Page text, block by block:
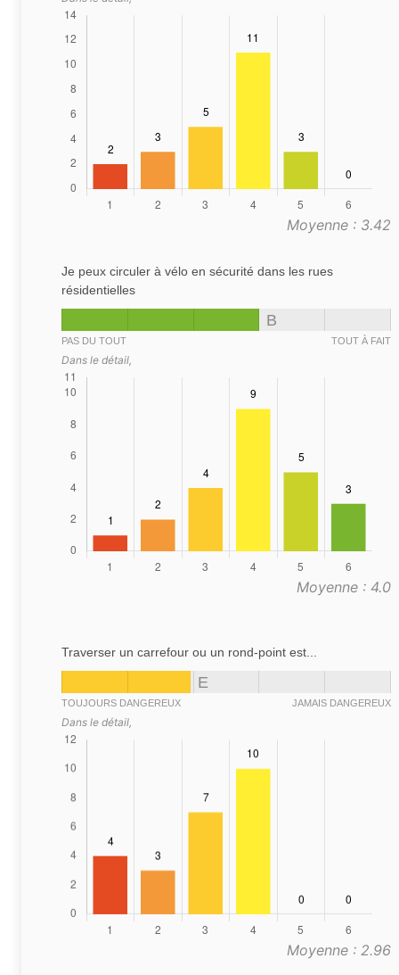
Moyenne : 3.42
Je peux circuler à vélo en sécurité dans les rues
résidentielles
B
PAS DU TOUT TOUT À FAIT
Dans le détail,
Moyenne : 4.0
Traverser un carrefour ou un rond-point est...
E
TOUJOURS DANGEREUX JAMAIS DANGEREUX
Dans le détail,
Moyenne : 2.96